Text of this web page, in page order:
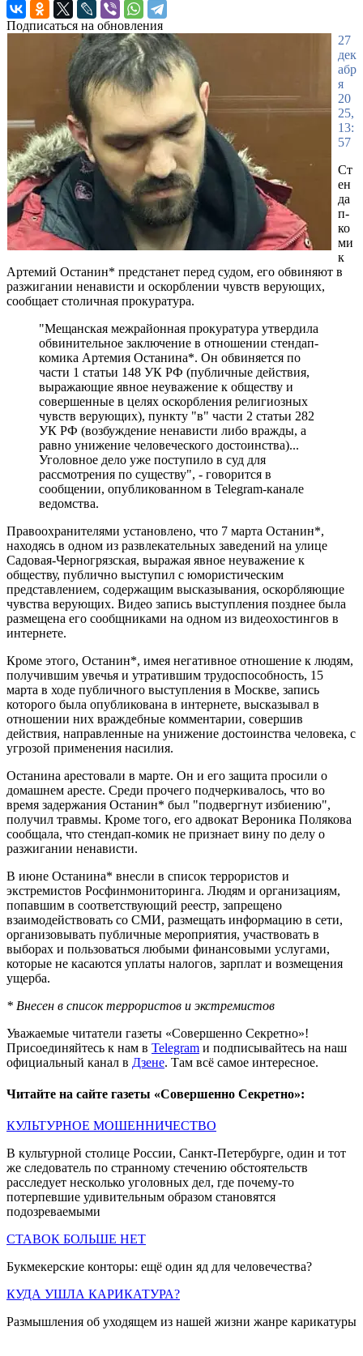
Подписаться на обновления
27
дек
абр
я
20
25,
13:
57
Ст
ен
да
п-
ко
ми
к
Артемий Останин* предстанет перед судом, его обвиняют в
разжигании ненависти и оскорблении чувств верующих,
сообщает столичная прокуратура.
"Мещанская межрайонная прокуратура утвердила
обвинительное заключение в отношении стендап-
комика Артемия Останина*. Он обвиняется по
части 1 статьи 148 УК РФ (публичные действия,
выражающие явное неуважение к обществу и
совершенные в целях оскорбления религиозных
чувств верующих), пункту "в" части 2 статьи 282
УК РФ (возбуждение ненависти либо вражды, а
равно унижение человеческого достоинства)...
Уголовное дело уже поступило в суд для
рассмотрения по существу", - говорится в
сообщении, опубликованном в Telegram-канале
ведомства.
Правоохранителями установлено, что 7 марта Останин*,
находясь в одном из развлекательных заведений на улице
Садовая-Черногрязская, выражая явное неуважение к
обществу, публично выступил с юмористическим
представлением, содержащим высказывания, оскорбляющие
чувства верующих. Видео запись выступления позднее была
размещена его сообщниками на одном из видеохостингов в
интернете.
Кроме этого, Останин*, имея негативное отношение к людям,
получившим увечья и утратившим трудоспособность, 15
марта в ходе публичного выступления в Москве, запись
которого была опубликована в интернете, высказывал в
отношении них враждебные комментарии, совершив
действия, направленные на унижение достоинства человека, с
угрозой применения насилия.
Останина арестовали в марте. Он и его защита просили о
домашнем аресте. Среди прочего подчеркивалось, что во
время задержания Останин* был "подвергнут избиению",
получил травмы. Кроме того, его адвокат Вероника Полякова
сообщала, что стендап-комик не признает вину по делу о
разжигании ненависти.
В июне Останина* внесли в список террористов и
экстремистов Росфинмониторинга. Людям и организациям,
попавшим в соответствующий реестр, запрещено
взаимодействовать со СМИ, размещать информацию в сети,
организовывать публичные мероприятия, участвовать в
выборах и пользоваться любыми финансовыми услугами,
которые не касаются уплаты налогов, зарплат и возмещения
ущерба.
* Внесен в список террористов и экстремистов
Уважаемые читатели газеты «Совершенно Секретно»!
Присоединяйтесь к нам в Telegram и подписывайтесь на наш
официальный канал в Дзене. Там всё самое интересное.
Читайте на сайте газеты «Совершенно Секретно»:
КУЛЬТУРНОЕ МОШЕННИЧЕСТВО
В культурной столице России, Санкт-Петербурге, один и тот
же следователь по странному стечению обстоятельств
расследует несколько уголовных дел, где почему-то
потерпевшие удивительным образом становятся
подозреваемыми
СТАВОК БОЛЬШЕ НЕТ
Букмекерские конторы: ещё один яд для человечества?
КУДА УШЛА КАРИКАТУРА?
Размышления об уходящем из нашей жизни жанре карикатуры